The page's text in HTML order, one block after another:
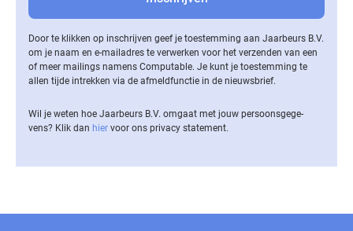
Door te klikken op inschrijven geef je toestemming aan Jaarbeurs B.V.
om je naam en e-mailadres te verwerken voor het verzenden van een
of meer mailings namens Computable. Je kunt je toestemming te
allen tijde intrekken via de af­meld­func­tie in de nieuwsbrief.
Wil je weten hoe Jaarbeurs B.V. omgaat met jouw per­soons­ge­ge­
vens? Klik dan hier voor ons privacy statement.